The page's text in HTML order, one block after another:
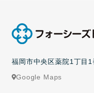
福岡市中央区薬院1丁目
Google Maps